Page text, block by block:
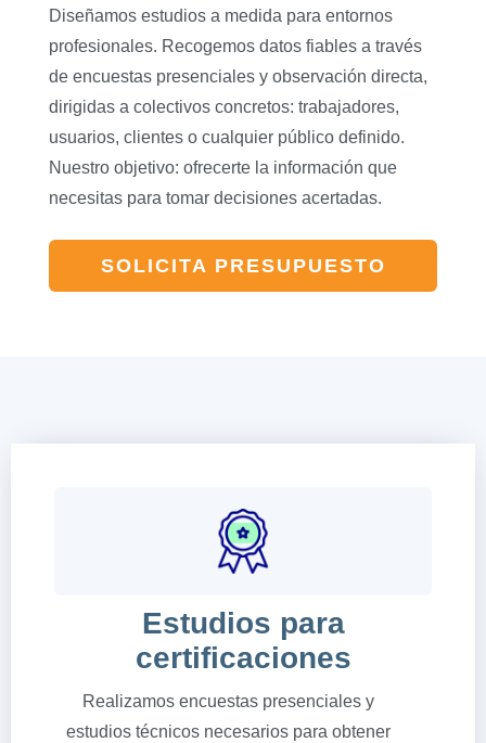
Diseñamos estudios a medida para entornos
profesionales. Recogemos datos fiables a través
de encuestas presenciales y observación directa,
dirigidas a colectivos concretos: trabajadores,
usuarios, clientes o cualquier público definido.
Nuestro objetivo: ofrecerte la información que
necesitas para tomar decisiones acertadas.
SOLICITA PRESUPUESTO
Estudios para
certificaciones
Realizamos encuestas presenciales y
estudios técnicos necesarios para obtener